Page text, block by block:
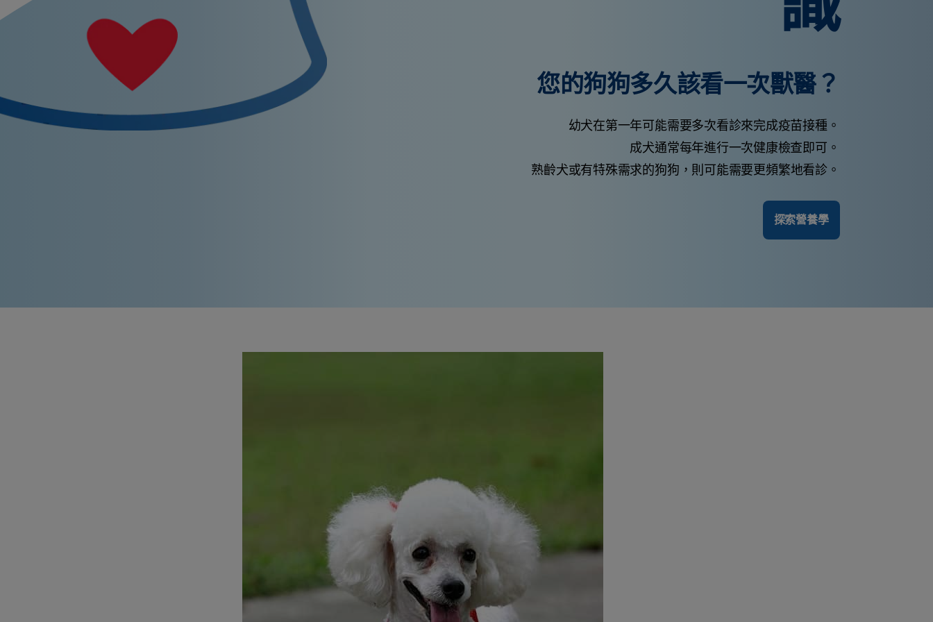
您的狗狗多久該看一次獸醫？
幼犬在第一年可能需要多次看診來完成疫苗接種。
成犬通常每年進行一次健康檢查即可。
熟齡犬或有特殊需求的狗狗，則可能需要更頻繁地看診。
探索營養學